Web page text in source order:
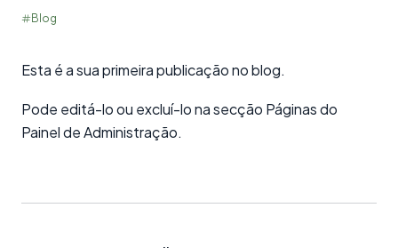
Blog
Esta é a sua primeira publicação no blog.
Pode editá-lo ou excluí-lo na secção Páginas do
Painel de Administração.